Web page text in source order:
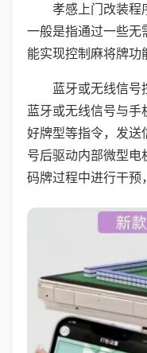
孝感上门改装程
一般是指通过一些无
能实现控制麻将牌功
蓝牙或无线信号
蓝牙或无线信号与
好牌型等指令，发送
号后驱动内部微型电
码牌过程中进行干预